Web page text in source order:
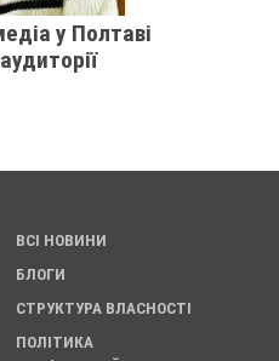
у Полтаві
ВСІ НОВИНИ
БЛОГИ
СТРУКТУРА ВЛАСНОСТІ
ПОЛІТИКА